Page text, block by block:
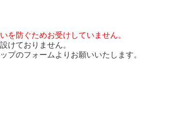
を防ぐためお受けしていません。
けておりません。
プのフォームよりお願いいたします。